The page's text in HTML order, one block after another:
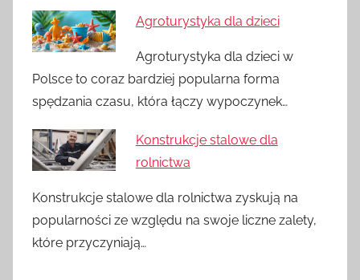
Agroturystyka dla dzieci
Agroturystyka dla dzieci w
Polsce to coraz bardziej popularna forma
spędzania czasu, która łączy wypoczynek…
Konstrukcje stalowe dla
rolnictwa
Konstrukcje stalowe dla rolnictwa zyskują na
popularności ze względu na swoje liczne zalety,
które przyczyniają…